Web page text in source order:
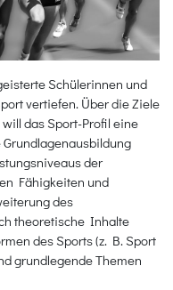
Schülerinnen und
vertiefen. Über die Ziele
das Sport-Profil eine
der
Fähigkeiten und
des
theoretische Inhalte
des Sports (z. B. Sport
grundlegende Themen